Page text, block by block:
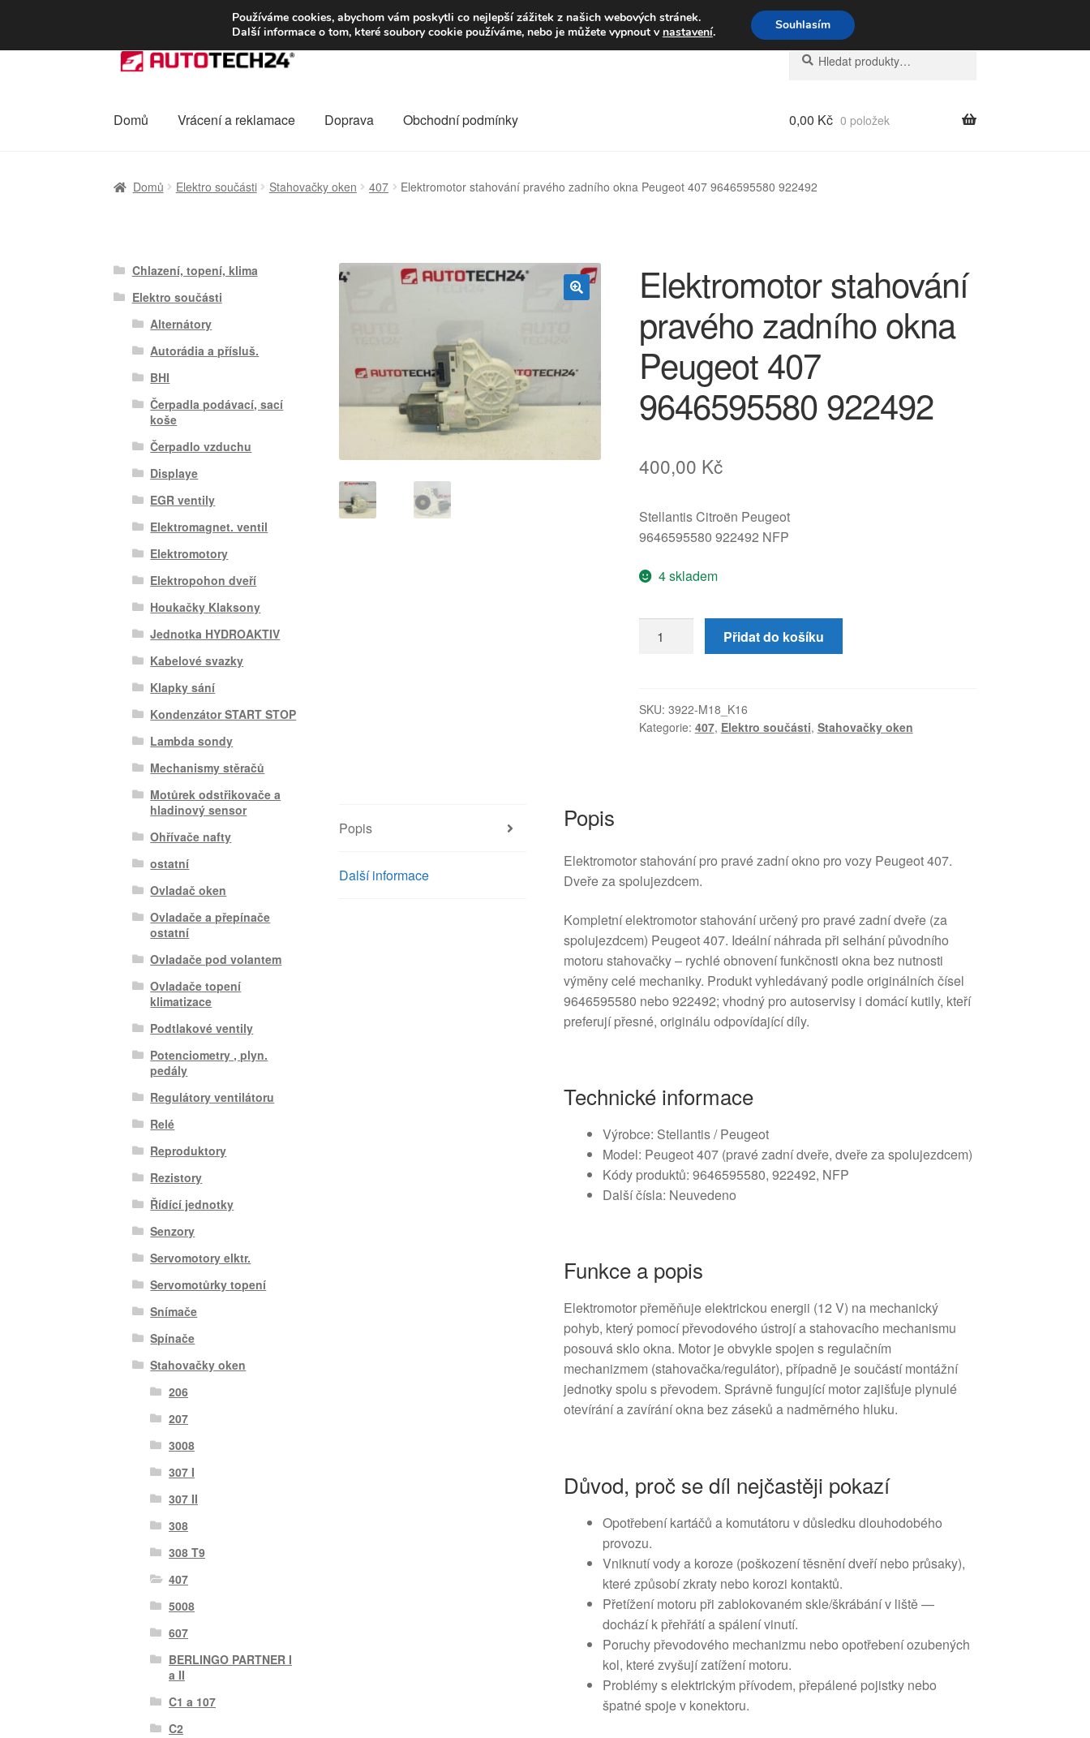
DOPRAVA od 139,-Kč Volejte po-pá 9-16 704 494 494
Přeskočit
na
Přejít
webu
Hledat:
Hledat
Domů Vrácení a reklamace Doprava Obchodní podmínky 0,00 Kč 0 položek
Domů Elektro součásti Stahovačky oken 407 Elektromotor stahování pravého zadního okna Peugeot 407 9646595580 922492
Elektromotor stahování
pravého zadního okna
Peugeot 407
9646595580 922492
400,00 Kč
Stellantis Citroën Peugeot
9646595580 922492 NFP
4 skladem
stahování
okna
Peugeot
Přidat do košíku
SKU: 3922-M18_K16
Kategorie: 407, Elektro součásti, Stahovačky oken
Popis
Další informace
Popis
Elektromotor stahování pro pravé zadní okno pro vozy Peugeot 407.
Dveře za spolujezdcem.
Kompletní elektromotor stahování určený pro pravé zadní dveře (za
spolujezdcem) Peugeot 407. Ideální náhrada při selhání původního
motoru stahovačky – rychlé obnovení funkčnosti okna bez nutnosti
výměny celé mechaniky. Produkt vyhledávaný podle originálních čísel
9646595580 nebo 922492; vhodný pro autoservisy i domácí kutily, kteří
preferují přesné, originálu odpovídající díly.
Technické informace
Výrobce: Stellantis / Peugeot
Model: Peugeot 407 (pravé zadní dveře, dveře za spolujezdcem)
Kódy produktů: 9646595580, 922492, NFP
Další čísla: Neuvedeno
Funkce a popis
Elektromotor přeměňuje elektrickou energii (12 V) na mechanický
pohyb, který pomocí převodového ústrojí a stahovacího mechanismu
posouvá sklo okna. Motor je obvykle spojen s regulačním
mechanizmem (stahovačka/regulátor), případně je součástí montážní
jednotky spolu s převodem. Správně fungující motor zajišťuje plynulé
otevírání a zavírání okna bez záseků a nadměrného hluku.
Důvod, proč se díl nejčastěji pokazí
Opotřebení kartáčů a komutátoru v důsledku dlouhodobého
provozu.
Vniknutí vody a koroze (poškození těsnění dveří nebo průsaky),
které způsobí zkraty nebo korozi kontaktů.
Přetížení motoru při zablokovaném skle/škrábání v liště —
dochází k přehřátí a spálení vinutí.
Poruchy převodového mechanizmu nebo opotřebení ozubených
kol, které zvyšují zatížení motoru.
Problémy s elektrickým přívodem, přepálené pojistky nebo
špatné spoje v konektoru.
Chlazení, topení, klima
Elektro součásti
Alternátory
Autorádia a přísluš.
BHI
Čerpadla podávací, sací
koše
Čerpadlo vzduchu
Displaye
EGR ventily
Elektromagnet. ventil
Elektromotory
Elektropohon dveří
Houkačky Klaksony
Jednotka HYDROAKTIV
Kabelové svazky
Klapky sání
Kondenzátor START STOP
Lambda sondy
Mechanismy stěračů
Motůrek odstřikovače a
hladinový sensor
Ohřívače nafty
ostatní
Ovladač oken
Ovladače a přepínače
ostatní
Ovladače pod volantem
Ovladače topení
klimatizace
Podtlakové ventily
Potenciometry , plyn.
pedály
Regulátory ventilátoru
Relé
Reproduktory
Rezistory
Řídící jednotky
Senzory
Servomotory elktr.
Servomotůrky topení
Snímače
Spínače
Stahovačky oken
206
207
3008
307 I
307 II
308
308 T9
407
5008
607
BERLINGO PARTNER I
a II
C1 a 107
C2
Používáme cookies, abychom vám poskytli co nejlepší zážitek z našich webových stránek.
Další informace o tom, které soubory cookie používáme, nebo je můžete vypnout v nastavení. Souhlasím